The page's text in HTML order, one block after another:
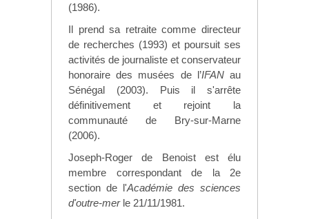
(1986).
Il prend sa retraite comme directeur
de recherches (1993) et poursuit ses
activités de journaliste et conservateur
honoraire des musées de l’IFANau
Sénégal (2003). Puis il s'arrête
définitivement et rejoint la
communauté de Bry-sur-Marne
(2006).
Joseph-Roger de Benoist est élu
membre correspondant de la 2e
section de l'Académie des sciences
d'outre-merle 21/11/1981.